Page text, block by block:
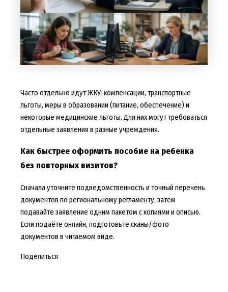
Часто отдельно идут ЖКУ-компенсации, транспортные
льготы, меры в образовании (питание, обеспечение) и
некоторые медицинские льготы. Для них могут требоваться
отдельные заявления в разные учреждения.
Как быстрее оформить пособие на ребенка
без повторных визитов?
Сначала уточните подведомственность и точный перечень
документов по региональному регламенту, затем
подавайте заявление одним пакетом с копиями и описью.
Если подаёте онлайн, подготовьте сканы/фото
документов в читаемом виде.
Поделиться